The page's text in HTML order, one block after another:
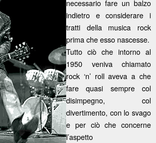
necessario fare un balzo
indietro e considerare i
tratti della musica rock
prima che esso nascesse.
Tutto ciò che intorno al
1950 veniva chiamato
rock ‘n’ roll aveva a che
fare quasi sempre col
disimpegno, col
divertimento, con lo svago
e per ciò che concerne
l’aspetto